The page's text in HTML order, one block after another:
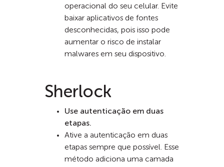
operacional do seu celular. Evite
baixar aplicativos de fontes
desconhecidas, pois isso pode
aumentar o risco de instalar
malwares em seu dispositivo.
Sherlock
Use autenticação em duas
etapas.
Ative a autenticação em duas
etapas sempre que possível. Esse
método adiciona uma camada